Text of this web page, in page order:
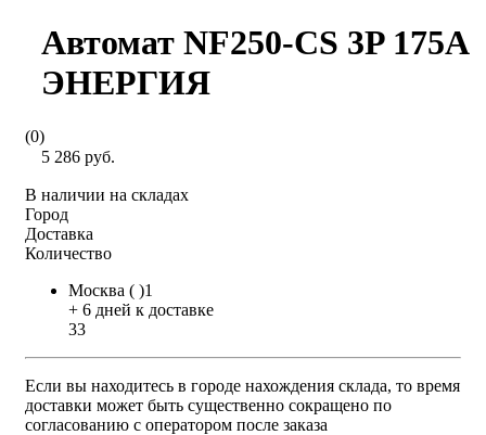
Автомат NF250-CS 3P 175A
ЭНЕРГИЯ
(0)
5 286 руб.
В наличии на складах
Город
Доставка
Количество
Москва ( )1
+ 6 дней к доставке
33
Если вы находитесь в городе нахождения склада, то время
доставки может быть существенно сокращено по
согласованию с оператором после заказа